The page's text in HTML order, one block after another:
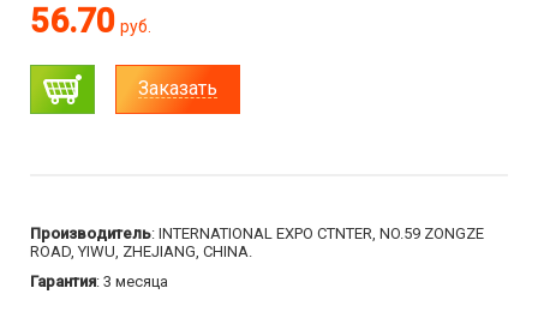
56.70 руб.
Заказать
Производитель: INTERNATIONAL EXPO CTNTER, NO.59 ZONGZE
ROAD, YIWU, ZHEJIANG, CHINA.
Гарантия: 3 месяца